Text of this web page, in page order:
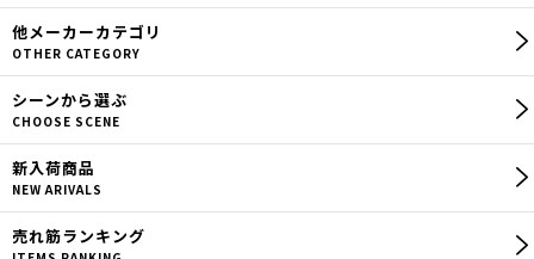
他メーカーカテゴリ
OTHER CATEGORY
シーンから選ぶ
CHOOSE SCENE
新入荷商品
NEW ARIVALS
売れ筋ランキング